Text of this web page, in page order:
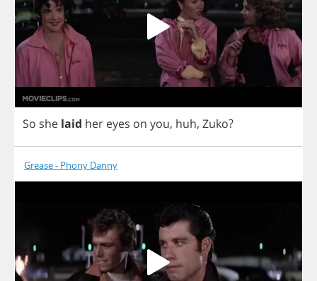
So she laid her eyes on you, huh, Zuko?
Grease - Phony Danny